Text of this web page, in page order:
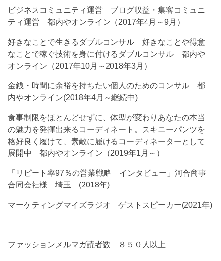
ビジネスコミュニティ運営 ブログ収益・集客コミュニ
ティ運営 都内やオンライン（2017年4月～9月）
好きなことで生きるダブルコンサル 好きなことや得意
なことで稼ぐ技術を身に付けるダブルコンサル 都内や
オンライン（2017年10月～2018年3月）
金銭・時間に余裕を持ちたい個人のためのコンサル 都
内やオンライン(2018年4月～継続中)
食事制限をほとんどせずに、体型が変わりあなたの本当
の魅力を発揮出来るコーディネート。スキニーパンツを
格好良く履けて、素敵に履けるコーディネーターとして
展開中 都内やオンライン（2019年1月～）
「リピート率97％の営業戦略 インタビュー」河合商事
合同会社様 埼玉 (2018年)
マーケティングマイズラジオ ゲストスピーカー(2021年)
ファッションメルマガ読者数 ８５０人以上